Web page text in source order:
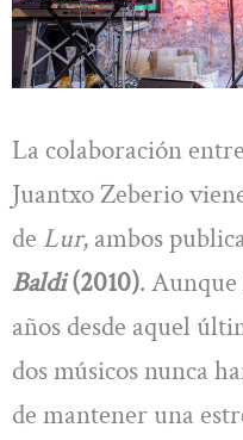
La colaboración
Juantxo Zeberio
de Lur, ambos
Baldi(2010). Aunque
años desde aquel
dos músicos nunca
de mantener una